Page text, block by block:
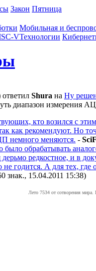
Закон Пятница
Мобильная и
VТехнологии
ответил Shura на Ну
диапазон измерения
кто возился с
как рекомендуют. Но
немного меняются. -
было обрабатывать
редкостное, и в
годится. А для тех, где
знак., 15.04.2011 15:38)
Лето 7534 от сотворения мира.